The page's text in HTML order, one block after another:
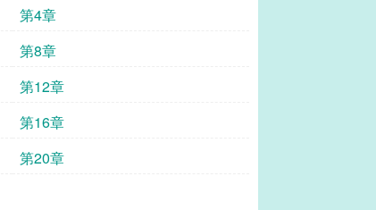
第4章
第8章
第12章
第16章
第20章